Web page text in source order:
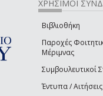
ΧΡΗΣΙΜΟΙ
Βιβλιοθήκη
Παροχές
Μέριμνας
Συμβουλευτικοί
Έντυπα / Αιτήσεις